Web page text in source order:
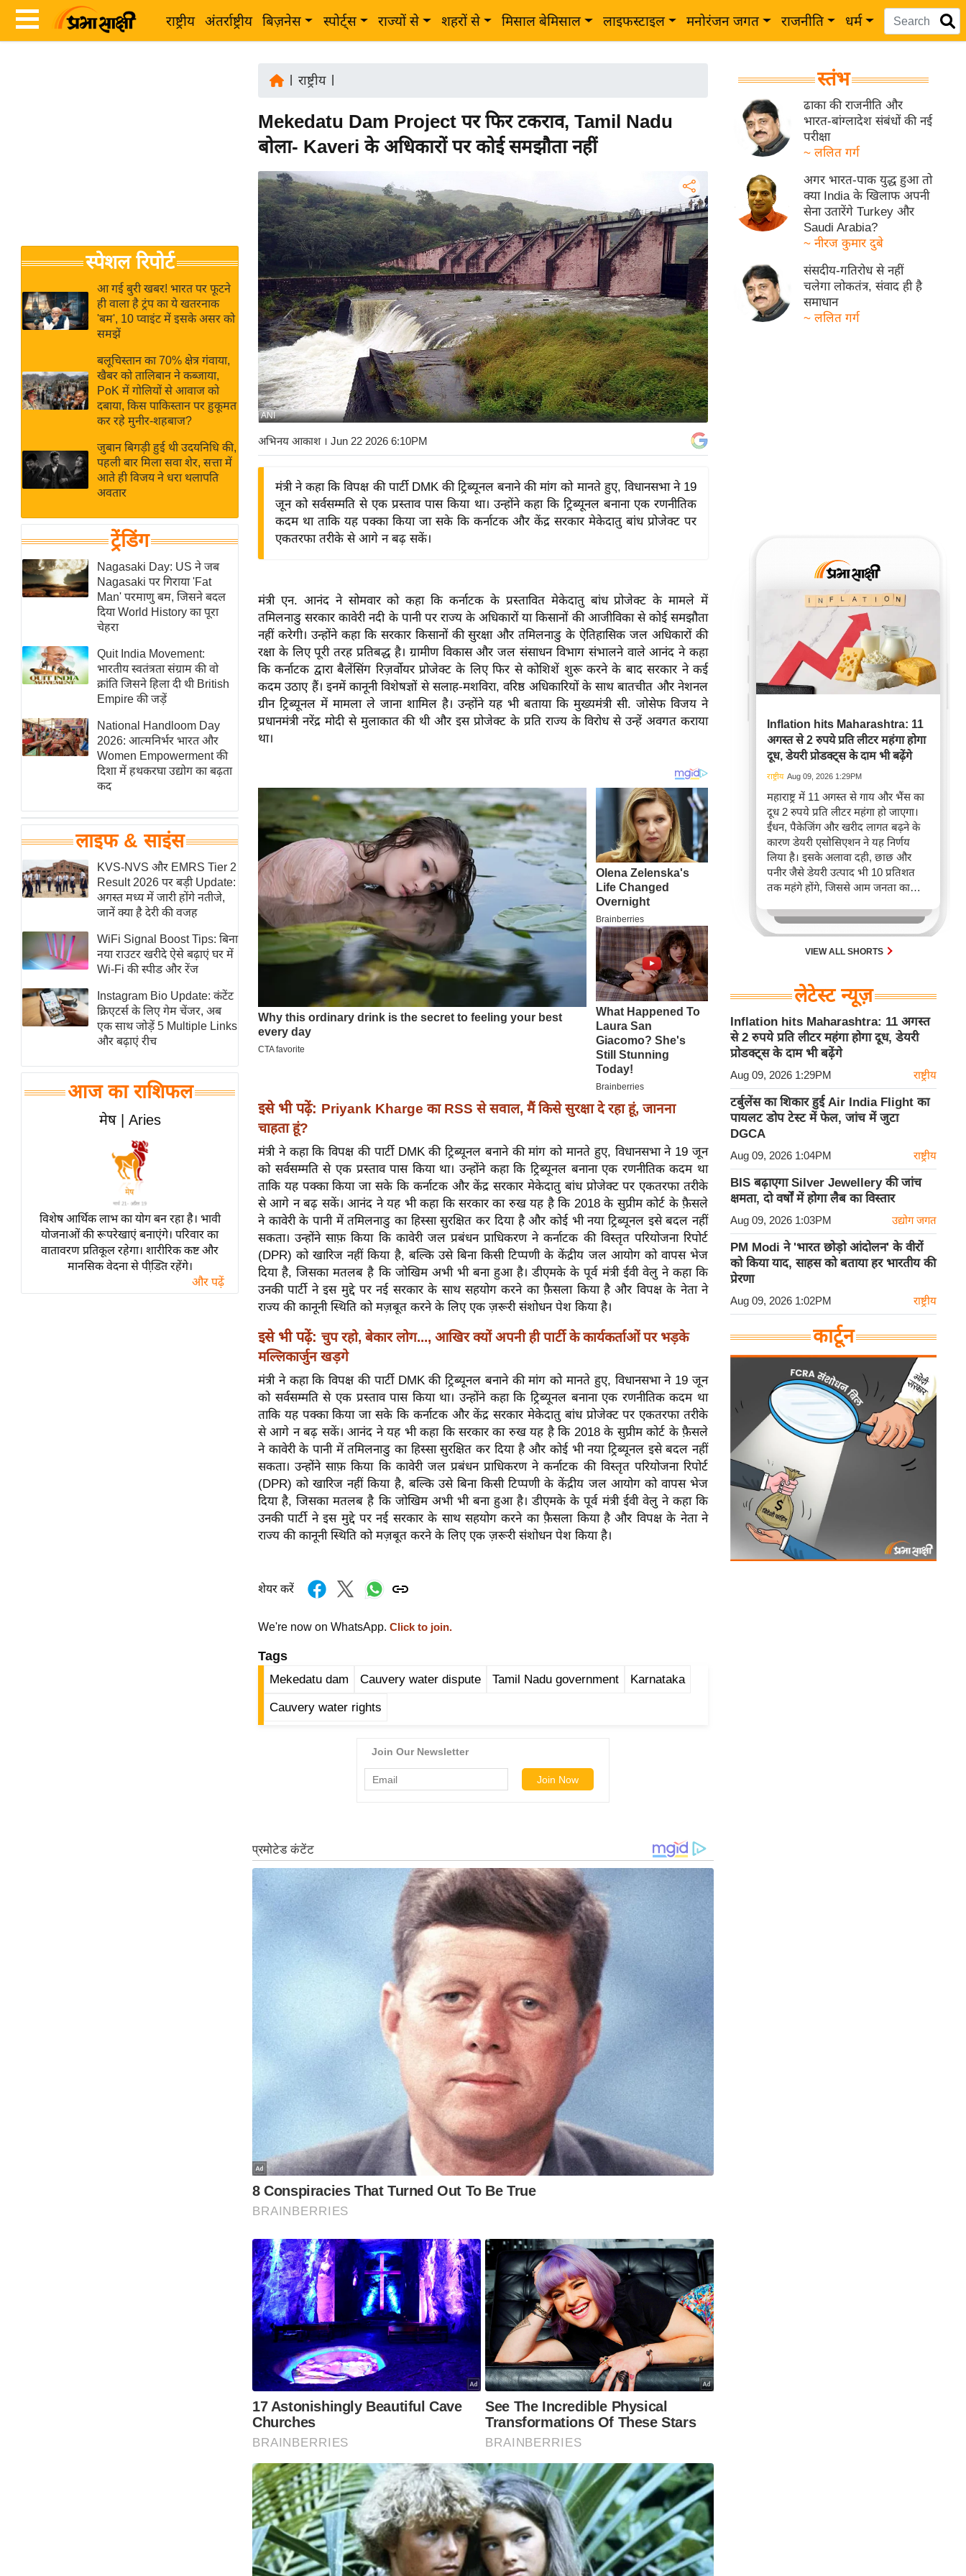
राष्ट्रीय अंतर्राष्ट्रीय बिज़नेस स्पोर्ट्स राज्यों से शहरों से मिसाल बेमिसाल लाइफस्टाइल मनोरंजन जगत राजनीति धर्म
Breaking
News in
Hindi
Hindi
Hindi
Videos
जगत
राय
बजट
क्रिकेट
IPL
2026
ई-पेपर
मिसाल बेमिसाल
शख्सियत
यंग इंडिया
साहित्य जगत
ऑटो वर्ल्ड
न्यूज ब्रीफ
मनोरंजन जगत
बॉलीवुड
हॉलीवुड
फिल्म समीक्षा
Breaking
News
लाइफस्टाइल
टेक्नॉलॉजी
ब्यूटी/फैशन
पर्यटन स्थल
फिटनेस मंत्रा
रिलेशनशिप
राजनीति
विश्लेषण
समसामयिक
मातृभूमि
स्तंभ
एम.
आर.
चाय पर
समीक्षा
व्रत
त्योहार
राशिफल
विश्लेषण
स्पेशल रिपोर्ट
आ गई बुरी खबर! भारत पर फूटने
ही वाला है ट्रंप का ये खतरनाक
'बम', 10 प्वाइंट में इसके असर को
समझें
बलूचिस्तान का 70% क्षेत्र गंवाया,
खैबर को तालिबान ने कब्जाया,
PoK में गोलियों से आवाज को
दबाया, किस पाकिस्तान पर हुकूमत
कर रहे मुनीर-शहबाज?
जुबान बिगड़ी हुई थी उदयनिधि की,
पहली बार मिला सवा शेर, सत्ता में
आते ही विजय ने धरा थलापति
अवतार
ट्रेंडिंग
Nagasaki Day: US ने जब
Nagasaki पर गिराया 'Fat
Man' परमाणु बम, जिसने बदल
दिया World History का पूरा
चेहरा
Quit India Movement:
भारतीय स्वतंत्रता संग्राम की वो
क्रांति जिसने हिला दी थी British
Empire की जड़ें
National Handloom Day
2026: आत्मनिर्भर भारत और
Women Empowerment की
दिशा में हथकरघा उद्योग का बढ़ता
कद
लाइफ & साइंस
KVS-NVS और EMRS Tier 2
Result 2026 पर बड़ी Update:
अगस्त मध्य में जारी होंगे नतीजे,
जानें क्या है देरी की वजह
WiFi Signal Boost Tips: बिना
नया राउटर खरीदे ऐसे बढ़ाएं घर में
Wi-Fi की स्पीड और रेंज
Instagram Bio Update: कंटेंट
क्रिएटर्स के लिए गेम चेंजर, अब
एक साथ जोड़ें 5 Multiple Links
और बढ़ाएं रीच
आज का राशिफल
मेष | Aries
विशेष आर्थिक लाभ का योग बन रहा है। भावी
योजनाओं की रूपरेखाएं बनाएंगे। परिवार का
वातावरण प्रतिकूल रहेगा। शारीरिक कष्ट और
मानसिक वेदना से पीडि़त रहेंगे।
और पढ़ें
राष्ट्रीय|
Mekedatu Dam Project पर फिर टकराव, Tamil Nadu
बोला- Kaveri के अधिकारों पर कोई समझौता नहीं
ANI
अभिनय आकाश। Jun 22 2026 6:10PM
मंत्री ने कहा कि विपक्ष की पार्टी DMK की ट्रिब्यूनल बनाने की मांग को मानते हुए, विधानसभा ने 19
जून को सर्वसम्मति से एक प्रस्ताव पास किया था। उन्होंने कहा कि ट्रिब्यूनल बनाना एक रणनीतिक
कदम था ताकि यह पक्का किया जा सके कि कर्नाटक और केंद्र सरकार मेकेदातु बांध प्रोजेक्ट पर
एकतरफा तरीके से आगे न बढ़ सकें।
मंत्री एन. आनंद ने सोमवार को कहा कि कर्नाटक के प्रस्तावित मेकेदातु बांध प्रोजेक्ट के मामले में
तमिलनाडु सरकार कावेरी नदी के पानी पर राज्य के अधिकारों या किसानों की आजीविका से कोई समझौता
नहीं करेगी। उन्होंने कहा कि सरकार किसानों की सुरक्षा और तमिलनाडु के ऐतिहासिक जल अधिकारों की
रक्षा के लिए पूरी तरह प्रतिबद्ध है। ग्रामीण विकास और जल संसाधन विभाग संभालने वाले आनंद ने कहा
कि कर्नाटक द्वारा बैलेंसिंग रिज़र्वोयर प्रोजेक्ट के लिए फिर से कोशिशें शुरू करने के बाद सरकार ने कई
कदम उठाए हैं। इनमें कानूनी विशेषज्ञों से सलाह-मशविरा, वरिष्ठ अधिकारियों के साथ बातचीत और नेशनल
ग्रीन ट्रिब्यूनल में मामला ले जाना शामिल है। उन्होंने यह भी बताया कि मुख्यमंत्री सी. जोसेफ विजय ने
प्रधानमंत्री नरेंद्र मोदी से मुलाकात की थी और इस प्रोजेक्ट के प्रति राज्य के विरोध से उन्हें अवगत कराया
था।
इसे भी पढ़ें: Priyank Kharge का RSS से सवाल, मैं किसे सुरक्षा दे रहा हूं, जानना
चाहता हूं?
मंत्री ने कहा कि विपक्ष की पार्टी DMK की ट्रिब्यूनल बनाने की मांग को मानते हुए, विधानसभा ने 19 जून
को सर्वसम्मति से एक प्रस्ताव पास किया था। उन्होंने कहा कि ट्रिब्यूनल बनाना एक रणनीतिक कदम था
ताकि यह पक्का किया जा सके कि कर्नाटक और केंद्र सरकार मेकेदातु बांध प्रोजेक्ट पर एकतरफा तरीके
से आगे न बढ़ सकें। आनंद ने यह भी कहा कि सरकार का रुख यह है कि 2018 के सुप्रीम कोर्ट के फ़ैसले
ने कावेरी के पानी में तमिलनाडु का हिस्सा सुरक्षित कर दिया है और कोई भी नया ट्रिब्यूनल इसे बदल नहीं
सकता। उन्होंने साफ़ किया कि कावेरी जल प्रबंधन प्राधिकरण ने कर्नाटक की विस्तृत परियोजना रिपोर्ट
(DPR) को खारिज नहीं किया है, बल्कि उसे बिना किसी टिप्पणी के केंद्रीय जल आयोग को वापस भेज
दिया है, जिसका मतलब है कि जोखिम अभी भी बना हुआ है। डीएमके के पूर्व मंत्री ईवी वेलु ने कहा कि
उनकी पार्टी ने इस मुद्दे पर नई सरकार के साथ सहयोग करने का फ़ैसला किया है और विपक्ष के नेता ने
राज्य की कानूनी स्थिति को मज़बूत करने के लिए एक ज़रूरी संशोधन पेश किया है।
इसे भी पढ़ें: चुप रहो, बेकार लोग..., आखिर क्यों अपनी ही पार्टी के कार्यकर्ताओं पर भड़के
मल्लिकार्जुन खड़गे
मंत्री ने कहा कि विपक्ष की पार्टी DMK की ट्रिब्यूनल बनाने की मांग को मानते हुए, विधानसभा ने 19 जून
को सर्वसम्मति से एक प्रस्ताव पास किया था। उन्होंने कहा कि ट्रिब्यूनल बनाना एक रणनीतिक कदम था
ताकि यह पक्का किया जा सके कि कर्नाटक और केंद्र सरकार मेकेदातु बांध प्रोजेक्ट पर एकतरफा तरीके
से आगे न बढ़ सकें। आनंद ने यह भी कहा कि सरकार का रुख यह है कि 2018 के सुप्रीम कोर्ट के फ़ैसले
ने कावेरी के पानी में तमिलनाडु का हिस्सा सुरक्षित कर दिया है और कोई भी नया ट्रिब्यूनल इसे बदल नहीं
सकता। उन्होंने साफ़ किया कि कावेरी जल प्रबंधन प्राधिकरण ने कर्नाटक की विस्तृत परियोजना रिपोर्ट
(DPR) को खारिज नहीं किया है, बल्कि उसे बिना किसी टिप्पणी के केंद्रीय जल आयोग को वापस भेज
दिया है, जिसका मतलब है कि जोखिम अभी भी बना हुआ है। डीएमके के पूर्व मंत्री ईवी वेलु ने कहा कि
उनकी पार्टी ने इस मुद्दे पर नई सरकार के साथ सहयोग करने का फ़ैसला किया है और विपक्ष के नेता ने
राज्य की कानूनी स्थिति को मज़बूत करने के लिए एक ज़रूरी संशोधन पेश किया है।
शेयर करें
We're now on WhatsApp. Click to join.
Tags
Mekedatu dam Cauvery water dispute Tamil Nadu government Karnataka
Cauvery water rights
स्तंभ
ढाका की राजनीति और
भारत-बांग्लादेश संबंधों की नई
परीक्षा
~ ललित गर्ग
अगर भारत-पाक युद्ध हुआ तो
क्या India के खिलाफ अपनी
सेना उतारेंगे Turkey और
Saudi Arabia?
~ नीरज कुमार दुबे
संसदीय-गतिरोध से नहीं
चलेगा लोकतंत्र, संवाद ही है
समाधान
~ ललित गर्ग
Inflation hits Maharashtra: 11
अगस्त से 2 रुपये प्रति लीटर महंगा होगा
दूध, डेयरी प्रोडक्ट्स के दाम भी बढ़ेंगे
राष्ट्रीय Aug 09, 2026 1:29PM
महाराष्ट्र में 11 अगस्त से गाय और भैंस का
दूध 2 रुपये प्रति लीटर महंगा हो जाएगा।
ईंधन, पैकेजिंग और खरीद लागत बढ़ने के
कारण डेयरी एसोसिएशन ने यह निर्णय
लिया है। इसके अलावा दही, छाछ और
पनीर जैसे डेयरी उत्पाद भी 10 प्रतिशत
तक महंगे होंगे, जिससे आम जनता का
VIEW ALL SHORTS
लेटेस्ट न्यूज़
Inflation hits Maharashtra: 11 अगस्त
से 2 रुपये प्रति लीटर महंगा होगा दूध, डेयरी
प्रोडक्ट्स के दाम भी बढ़ेंगे
Aug 09, 2026 1:29PM राष्ट्रीय
टर्बुलेंस का शिकार हुई Air India Flight का
पायलट डोप टेस्ट में फेल, जांच में जुटा
DGCA
Aug 09, 2026 1:04PM राष्ट्रीय
BIS बढ़ाएगा Silver Jewellery की जांच
क्षमता, दो वर्षों में होगा लैब का विस्तार
Aug 09, 2026 1:03PM उद्योग जगत
PM Modi ने 'भारत छोड़ो आंदोलन' के वीरों
को किया याद, साहस को बताया हर भारतीय की
प्रेरणा
Aug 09, 2026 1:02PM राष्ट्रीय
कार्टून